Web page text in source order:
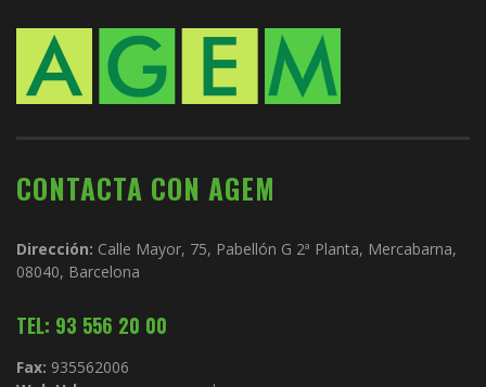
CONTACTA CON AGEM
Dirección: Calle Mayor, 75, Pabellón G 2ª Planta, Mercabarna,
08040, Barcelona
TEL: 93 556 20 00
Fax: 935562006